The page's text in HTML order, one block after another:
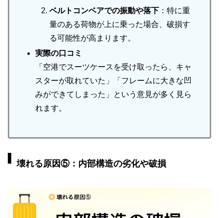
ベルトコンベアでの振動や落下 ：特に重
量のある荷物が上に乗った場合、破損す
る可能性が高まります。
実際の口コミ
「空港でスーツケースを受け取ったら、キャ
スターが取れていた」「フレームに大きな凹
みができてしまった」という意見が多く見ら
れます。
壊れる原因⑤：内部構造の劣化や破損